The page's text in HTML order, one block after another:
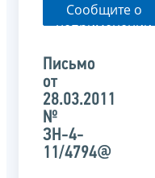
Сообщите о
неприменении
органом
письма
Письмо
от
28.03.2011
№
ЗН-4-
11/4794@